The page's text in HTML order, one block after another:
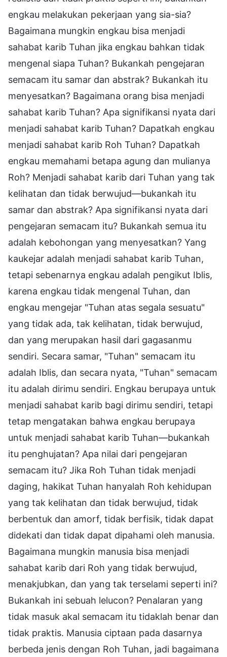
engkau melakukan pekerjaan yang sia-sia?
Bagaimana mungkin engkau bisa menjadi
sahabat karib Tuhan jika engkau bahkan tidak
mengenal siapa Tuhan? Bukankah pengejaran
semacam itu samar dan abstrak? Bukankah itu
menyesatkan? Bagaimana orang bisa menjadi
sahabat karib Tuhan? Apa signifikansi nyata dari
menjadi sahabat karib Tuhan? Dapatkah engkau
menjadi sahabat karib Roh Tuhan? Dapatkah
engkau memahami betapa agung dan mulianya
Roh? Menjadi sahabat karib dari Tuhan yang tak
kelihatan dan tidak berwujud—bukankah itu
samar dan abstrak? Apa signifikansi nyata dari
pengejaran semacam itu? Bukankah semua itu
adalah kebohongan yang menyesatkan? Yang
kaukejar adalah menjadi sahabat karib Tuhan,
tetapi sebenarnya engkau adalah pengikut Iblis,
karena engkau tidak mengenal Tuhan, dan
engkau mengejar "Tuhan atas segala sesuatu"
yang tidak ada, tak kelihatan, tidak berwujud,
dan yang merupakan hasil dari gagasanmu
sendiri. Secara samar, "Tuhan" semacam itu
adalah Iblis, dan secara nyata, "Tuhan" semacam
itu adalah dirimu sendiri. Engkau berupaya untuk
menjadi sahabat karib bagi dirimu sendiri, tetapi
tetap mengatakan bahwa engkau berupaya
untuk menjadi sahabat karib Tuhan—bukankah
itu penghujatan? Apa nilai dari pengejaran
semacam itu? Jika Roh Tuhan tidak menjadi
daging, hakikat Tuhan hanyalah Roh kehidupan
yang tak kelihatan dan tidak berwujud, tidak
berbentuk dan amorf, tidak berfisik, tidak dapat
didekati dan tidak dapat dipahami oleh manusia.
Bagaimana mungkin manusia bisa menjadi
sahabat karib dari Roh yang tidak berwujud,
menakjubkan, dan yang tak terselami seperti ini?
Bukankah ini sebuah lelucon? Penalaran yang
tidak masuk akal semacam itu tidaklah benar dan
tidak praktis. Manusia ciptaan pada dasarnya
berbeda jenis dengan Roh Tuhan, jadi bagaimana